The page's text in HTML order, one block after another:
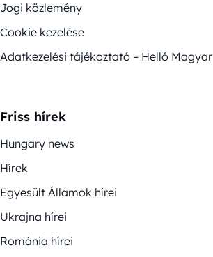
Jogi közlemény
Cookie kezelése
Adatkezelési tájékoztató – Helló Magyar
Friss hírek
Hungary news
Hírek
Egyesült Államok hírei
Ukrajna hírei
Románia hírei